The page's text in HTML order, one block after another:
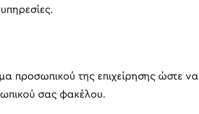
προσωπικού της επιχείρησης ώστε να
σας φακέλου.